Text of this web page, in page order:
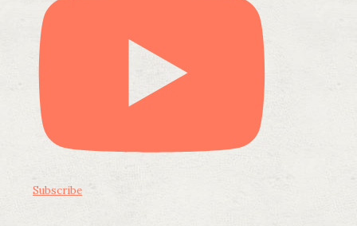
Subscribe